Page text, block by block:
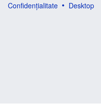
Confidențialitate
Desktop